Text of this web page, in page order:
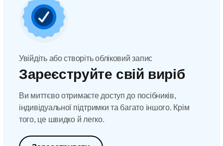
Увійдіть або створіть обліковий запис
Зареєструйте свій виріб
Ви миттєво отримаєте доступ до посібників,
індивідуальної підтримки та багато іншого. Крім
того, це швидко й легко.